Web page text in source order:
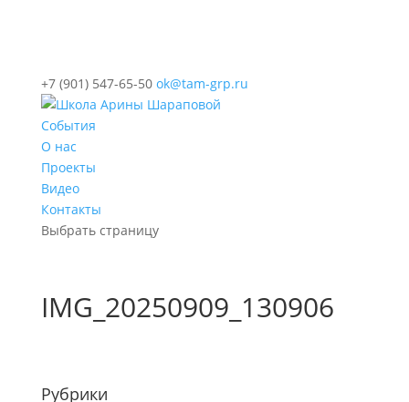
+7 (901) 547-65-50 ok@tam-grp.ru
События
О нас
Проекты
Видео
Контакты
Выбрать страницу
IMG_20250909_130906
Рубрики